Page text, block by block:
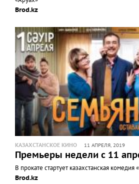
Brod.kz
КАЗАХСТАНСКОЕ КИНО 11 АПРЕЛЯ, 2019
Премьеры недели с 11
В прокате стартует казахстанская комедия
Brod.kz